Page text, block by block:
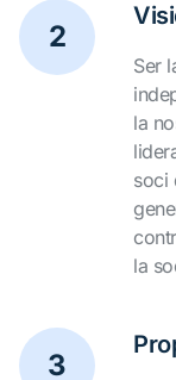
2
Ser
la
soci
la
3